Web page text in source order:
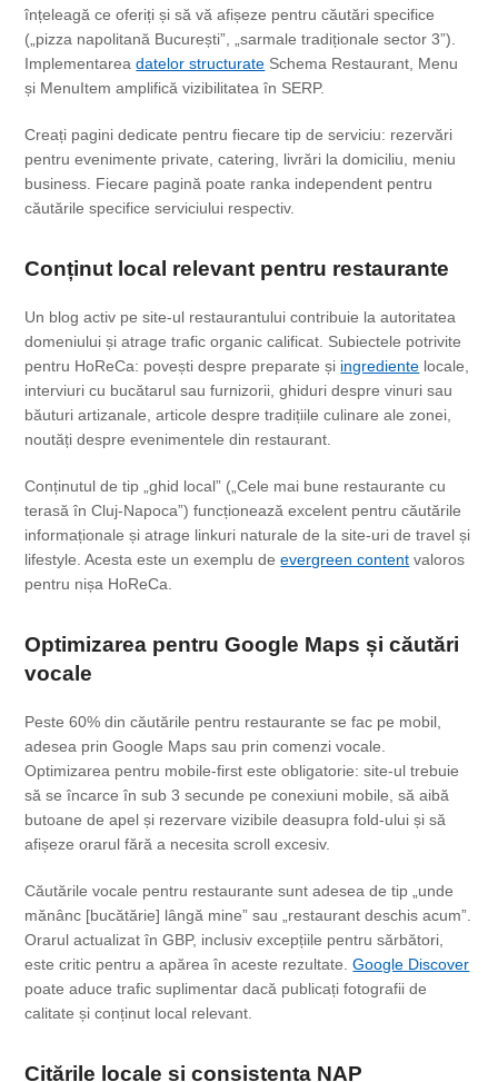
înțeleagă ce oferiți și să vă afișeze pentru căutări specifice
(„pizza napolitană București”, „sarmale tradiționale sector 3”).
Implementareadatelor structurate Schema Restaurant, Menu
și MenuItem amplifică vizibilitatea în SERP.
Creați pagini dedicate pentru fiecare tip de serviciu: rezervări
pentru evenimente private, catering, livrări la domiciliu, meniu
business. Fiecare pagină poate ranka independent pentru
căutările specifice serviciului respectiv.
Conținut local relevant pentru restaurante
Un blog activ pe site-ul restaurantului contribuie la autoritatea
domeniului și atrage trafic organic calificat. Subiectele potrivite
pentru HoReCa: povești despre preparate și ingrediente locale,
interviuri cu bucătarul sau furnizorii, ghiduri despre vinuri sau
băuturi artizanale, articole despre tradițiile culinare ale zonei,
noutăți despre evenimentele din restaurant.
Conținutul de tip „ghid local” („Cele mai bune restaurante cu
terasă în Cluj-Napoca”) funcționează excelent pentru căutările
informaționale și atrage linkuri naturale de la site-uri de travel și
lifestyle. Acesta este un exemplu deevergreen content valoros
pentru nișa HoReCa.
Optimizarea pentru Google Maps și căutări
vocale
Peste 60% din căutările pentru restaurante se fac pe mobil,
adesea prin Google Maps sau prin comenzi vocale.
Optimizarea pentru mobile-first este obligatorie: site-ul trebuie
să se încarce în sub 3 secunde pe conexiuni mobile, să aibă
butoane de apel și rezervare vizibile deasupra fold-ului și să
afișeze orarul fără a necesita scroll excesiv.
Căutările vocale pentru restaurante sunt adesea de tip „unde
mănânc [bucătărie] lângă mine” sau „restaurant deschis acum”.
Orarul actualizat în GBP, inclusiv excepțiile pentru sărbători,
este critic pentru a apărea în aceste rezultate.Google Discover
poate aduce trafic suplimentar dacă publicați fotografii de
calitate și conținut local relevant.
Citările locale și consistența NAP